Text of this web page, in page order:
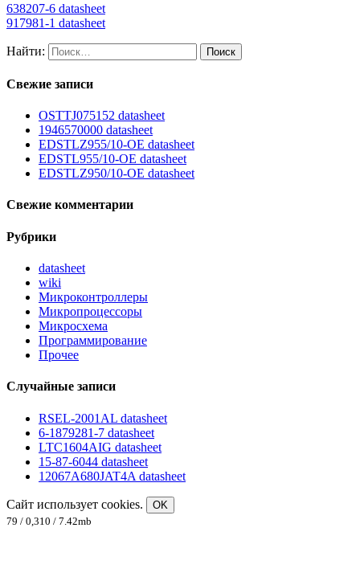
638207-6 datasheet
917981-1 datasheet
Найти:
Свежие записи
OSTTJ075152 datasheet
1946570000 datasheet
EDSTLZ955/10-OE datasheet
EDSTL955/10-OE datasheet
EDSTLZ950/10-OE datasheet
Свежие комментарии
Рубрики
datasheet
wiki
Микроконтроллеры
Микропроцессоры
Микросхема
Программирование
Прочее
Случайные записи
RSEL-2001AL datasheet
6-1879281-7 datasheet
LTC1604AIG datasheet
15-87-6044 datasheet
12067A680JAT4A datasheet
Сайт использует cookies.
OK
79 / 0,310 / 7.42mb